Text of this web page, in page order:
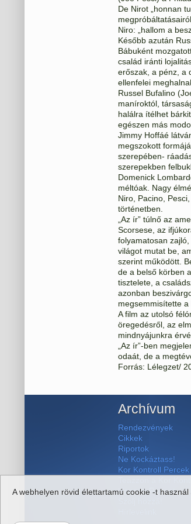
De Nirot „honnan
Niro: „hallom a
Később azután
Bábuként
család iránti
erőszak, a pénz, a
ellenfelei
Russel Bufalino
maníroktól,
halálra ítélhet
egészen más
Jimmy Hoffáé
megszokott
szerepében-
szerepekben
Domenick
méltóak. Nagy
Niro, Pacino,
történetben.
„Az ír” túlnő az
Scorsese, az
folyamatosan
világot mutat be,
szerint működött.
de a belső körben
tisztelete, a
azonban
megsemmisítette
A film az utolsó
öregedésről, az
mindnyájunkra
„Az ír”-ben
odaát, de a
Forrás: Lélegzet/
Archívum
Rendezvények
Cikkek
Riportok
Ne Kockáztass!
Kor Kontroll Percek
Hangos Recept
A webhelyen rövid élettartamú cookie -t